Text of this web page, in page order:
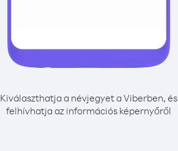
Kiválaszthatja a névjegyet a Viberben, és
felhívhatja az információs képernyőről